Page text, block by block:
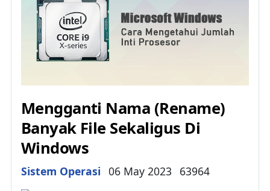
Mengganti Nama (Rename)
Banyak File Sekaligus Di
Windows
Details
Sistem Operasi 06 May 2023 63964